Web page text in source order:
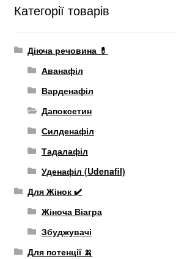
Категорії товарів
Діюча речовина 💊
Аванафіл
Варденафіл
Дапоксетин
Силденафіл
Тадалафіл
Уденафіл (Udenafil)
Для Жінок ✔️
Жіноча Віагра
Збуджувачі
Для потенції 🍌